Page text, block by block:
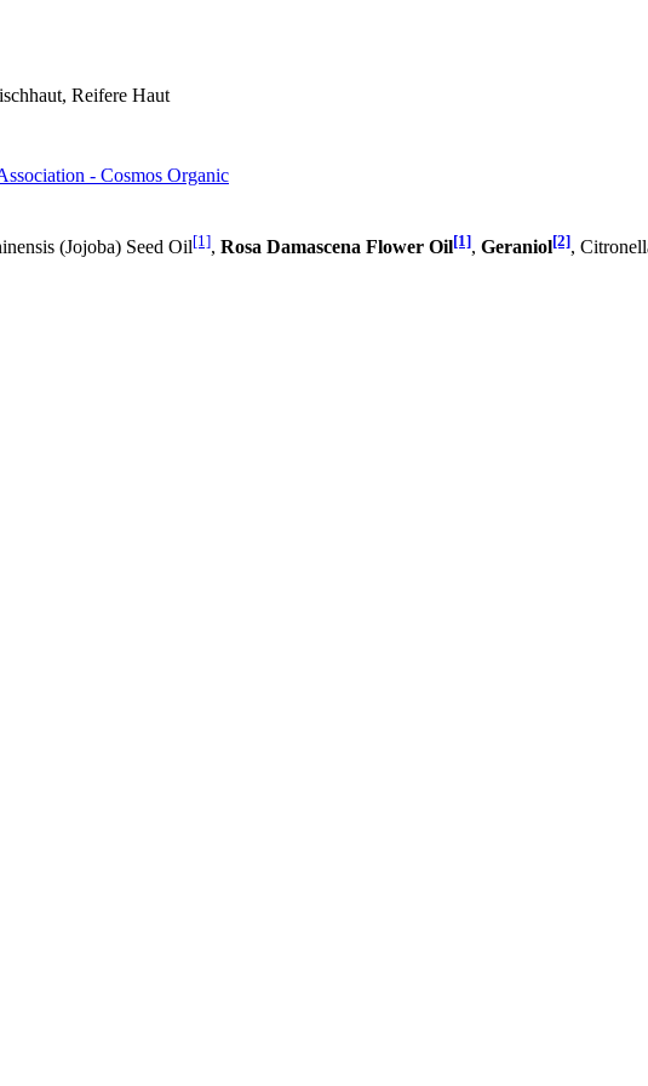
Reifere Haut
- Cosmos Organic
(Jojoba) Seed Oil[1], Rosa Damascena Flower Oil[1], Geraniol[2],